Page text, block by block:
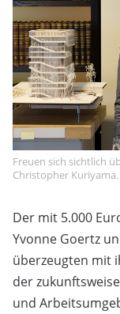
Freuen sich sichtlich
Christopher
Der mit 5.000
Yvonne Goertz
überzeugten mit
der
und